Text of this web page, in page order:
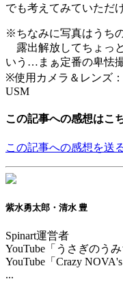
でも考えてみていただ
※ちなみに写真はうち
露出解放してちょっ
いう…まぁ定番の卑怯
※使用カメラ＆レンズ：
USM
この記事への感想はこ
この記事への感想を送
紫水勇太郎・清水 豊
Spinart運営者
YouTube「うさぎのう
YouTube「Crazy
...